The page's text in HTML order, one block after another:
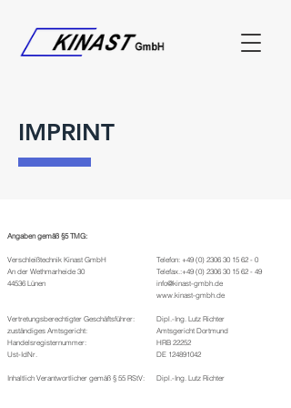
IMPRINT
Angaben gemäß §5 TMG:
Verschleißtechnik Kinast GmbH
An der Wethmarheide 30
44536 Lünen
​Vertretungsberechtigter Geschäftsführer:
zuständiges Amtsgericht:
Handelsregisternummer:
Ust-IdNr.
Inhaltlich Verantwortlicher gemäß § 55 RStV:
Telefon: +49 (0) 2306 30 15 62 - 0
Telefax.:+49 (0) 2306 30 15 62 - 49
info@kinast-gmbh.de
www.kinast-gmbh.de
Dipl.-Ing. Lutz Richter
Amtsgericht Dortmund
HRB 22252
DE 124891042
Dipl.-Ing. Lutz Richter